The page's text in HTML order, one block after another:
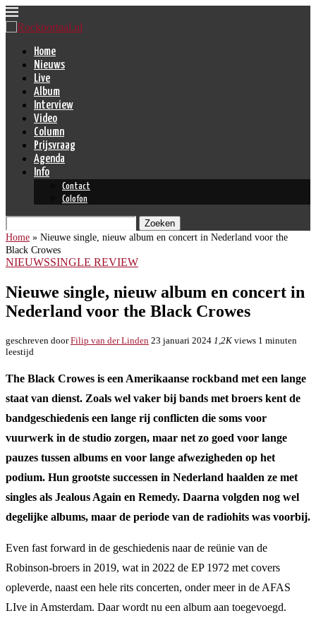
Home
Nieuws
Live
Album
Interview
Video
Column
Prijsvraag
Agenda
Info
Contact
Colofon
Zoeken
Home » Nieuwe single, nieuw album en concert in Nederland voor the
Black Crowes
NIEUWSSINGLE REVIEW
Nieuwe single, nieuw album en concert in
Nederland voor the Black Crowes
geschreven doorFilip van der Linden 23 januari 2024 1,2K views 1 minuten
leestijd
The Black Crowes is een Amerikaanse rockband met een lange
staat van dienst. Zoals wel vaker bij bands met broers kent de
bandgeschiedenis een lange rij conflicten die soms voor
vuurwerk in de studio zorgen, maar net zo goed voor lange
pauzes tussen albums en voor lange afwezigheden op het
podium. Hun grootste successen in Nederland haalden ze met
singles als Jealous Again en Remedy. Daarna volgden nog wel
degelijke albums, maar de periode van de radiohits was voorbij.
Even fast forward in de geschiedenis naar de reünie van de
Robinson-broers in 2019, wat in 2022 de EP 1972 met covers
opleverde, naast een hele rits concerten, onder meer in de AFAS
LIve in Amsterdam. Daar wordt nu een album aan toegevoegd.